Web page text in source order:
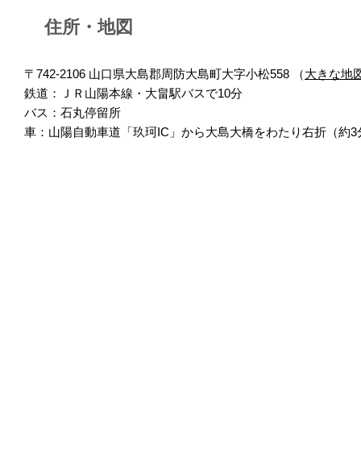
住所・地図
〒742-2106 山口県大島郡周防大島町大字小松558 （大きな地
鉄道：ＪＲ山陽本線・大畠駅バスで10分
バス：石丸停留所
車：山陽自動車道「玖珂IC」から大島大橋をわたり右折（約3